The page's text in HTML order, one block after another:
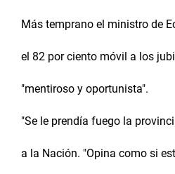
Más temprano el ministro de
el 82 por ciento móvil a los
"mentiroso y oportunista".
"Se le prendía fuego la
a la Nación. "Opina como si